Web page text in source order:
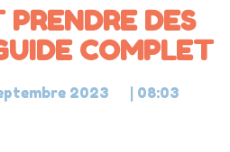
DES
COMPLET
2023 | 08:03